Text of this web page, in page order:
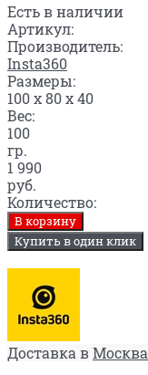
Есть в наличии
Артикул:
Производитель:
Insta360
Размеры:
100 x 80 x 40
Вес:
100
гр.
1 990
руб.
Количество:
В корзину
Купить в один клик
Доставка вМосква